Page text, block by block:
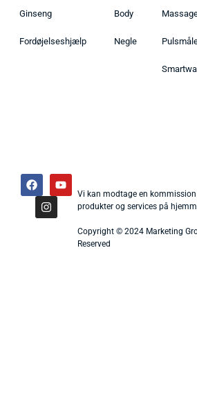
Ginseng
Fordøjelseshjælp
Body
Negle
Vi kan modtage en
produkter og services på
Copyright © 2024 Marketing
Reserved